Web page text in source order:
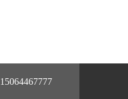
15064467777